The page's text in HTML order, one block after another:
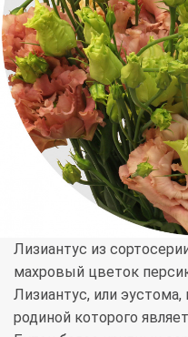
Лизиантус из
махровый цветок
Лизиантус, или эустома,
родиной которого